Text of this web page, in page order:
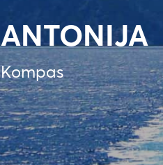
ANTONIJA
Kompas